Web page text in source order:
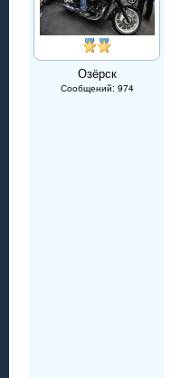
Озёрск
Сообщений: 974